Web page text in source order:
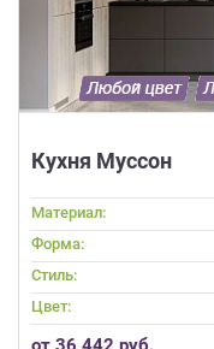
Кухня Муссон
Материал:
Форма:
Стиль:
Цвет: